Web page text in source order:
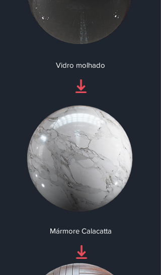
Vidro molhado
Mármore Calacatta